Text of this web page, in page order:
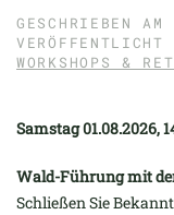
GESCHRIEBEN AM
WORKSHOPS &
Samstag 01.08.2026,
Wald-Führung mit
Schließen Sie